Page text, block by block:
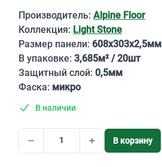
Описание
Производитель: Alpine Floor
Коллекция: Light Stone
Размер панели: 608х303х2,5мм
В упаковке: 3,685м² / 20шт
Защитный слой: 0,5мм
Фаска: микро
В наличии
В корзину